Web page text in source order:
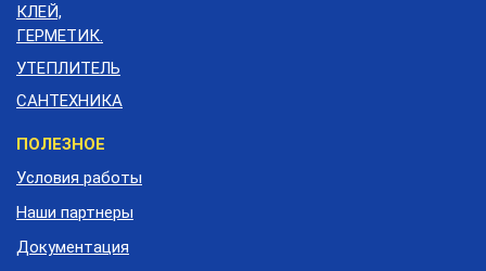
КЛЕЙ,
ГЕРМЕТИК.
УТЕПЛИТЕЛЬ
САНТЕХНИКА
Меню
подвала
ПОЛЕЗНОЕ
Условия работы
Наши партнеры
Документация